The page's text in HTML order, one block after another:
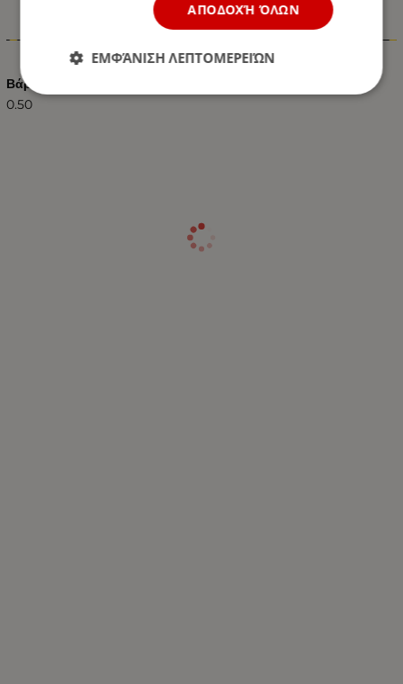
Βάρος (kg.)
0.50
ΑΠΟΔΟΧΉ ΌΛΩΝ
ΕΜΦΆΝΙΣΗ ΛΕΠΤΟΜΕΡΕΙΏΝ